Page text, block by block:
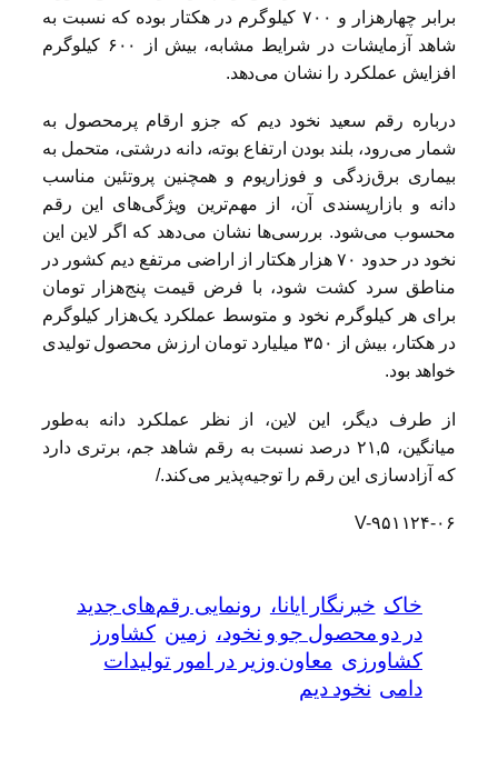
برابر چهارهزار و ۷۰۰ کیلوگرم در هکتار بوده که نسبت به
شاهد آزمایشات در شرایط مشابه، بیش از ۶۰۰ کیلوگرم
افزایش عملکرد را نشان می‌دهد.
درباره رقم سعید نخود دیم که جزو ارقام پرمحصول به
شمار می‌رود، بلند بودن ارتفاع بوته، دانه درشتی، متحمل به
بیماری برق‌زدگی و فوزاریوم و همچنین پروتئین مناسب
دانه و بازارپسندی آن، از مهم‌ترین ویژگی‌های این رقم
محسوب می‌شود. بررسی‌ها نشان می‌دهد که اگر لاین این
نخود در حدود ۷۰ هزار هکتار از اراضی مرتفع دیم کشور در
مناطق سرد کشت شود، با فرض قیمت پنج‌هزار تومان
برای هر کیلوگرم نخود و متوسط عملکرد یک‌هزار کیلوگرم
در هکتار، بیش از ۳۵۰ میلیارد تومان ارزش محصول تولیدی
خواهد بود.
از طرف دیگر، این لاین، از نظر عملکرد دانه به‌طور
میانگین، ۲۱,۵ درصد نسبت به رقم شاهد جم، برتری دارد
که آزادسازی این رقم را توجیه‌پذیر می‌کند./
V-۹۵۱۱۲۴-۰۶
خاک خبرنگار ایانا، رونمایی رقم‌های جدید
در دو محصول جو و نخود، زمین کشاورز
کشاورزی معاون وزیر در امور تولیدات
دامی نخود دیم